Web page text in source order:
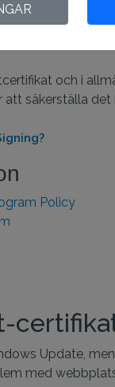
serverns
och i
säkerställa
Policy
Update,
med